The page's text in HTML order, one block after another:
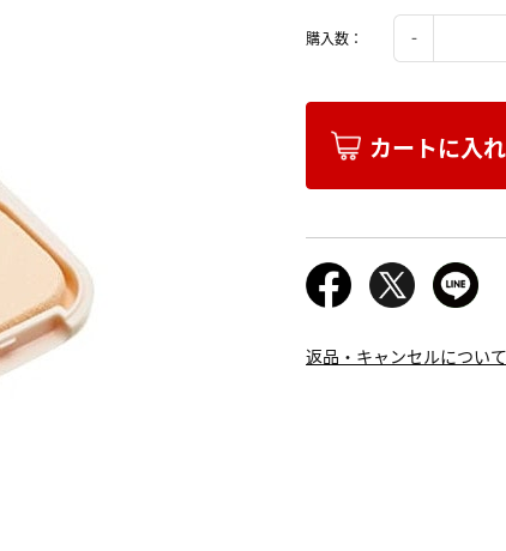
購入数：
カートに入
返品・キャンセルについ